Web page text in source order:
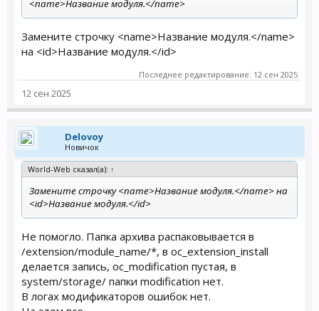
<name>Название модуля.</name>
Замените строчку <name>Название модуля.</name>
на <id>Название модуля.</id>
Последнее редактирование: 12 сен 2025
12 сен 2025
Delovoy
Новичок
World-Web сказал(а): ↑
Замените строчку <name>Название модуля.</name> на
<id>Название модуля.</id>
Не помогло. Папка архива распаковывается в
/extension/module_name/*, в oc_extension_install
делается запись, oc_modification пустая, в
system/storage/ папки modification нет.
В логах модификаторов ошибок нет.